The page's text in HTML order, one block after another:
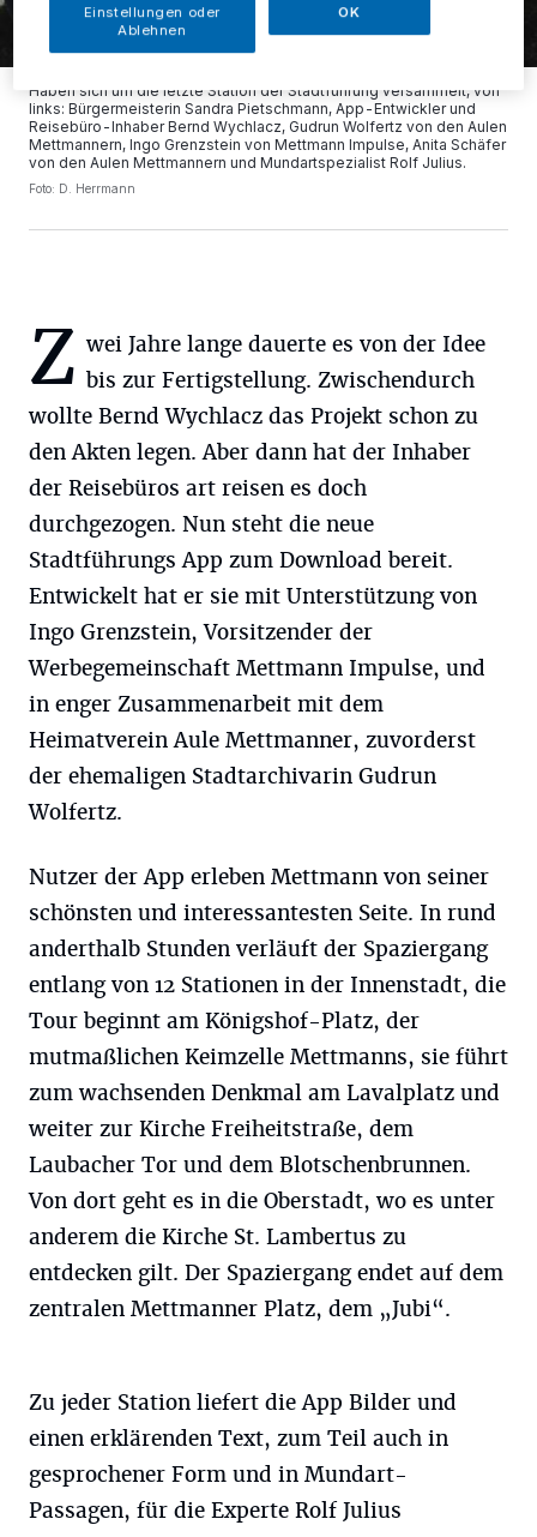
Haben sich um die letzte Station der Stadtführung versammelt, von
links: Bürgermeisterin Sandra Pietschmann, App-Entwickler und
Reisebüro-Inhaber Bernd Wychlacz, Gudrun Wolfertz von den Aulen
Mettmannern, Ingo Grenzstein von Mettmann Impulse, Anita Schäfer
von den Aulen Mettmannern und Mundartspezialist Rolf Julius.
Foto: D. Herrmann
Z wei Jahre lange dauerte es von der Idee
bis zur Fertigstellung. Zwischendurch
wollte Bernd Wychlacz das Projekt schon zu
den Akten legen. Aber dann hat der Inhaber
der Reisebüros art reisen es doch
durchgezogen. Nun steht die neue
Stadtführungs App zum Download bereit.
Entwickelt hat er sie mit Unterstützung von
Ingo Grenzstein, Vorsitzender der
Werbegemeinschaft Mettmann Impulse, und
in enger Zusammenarbeit mit dem
Heimatverein Aule Mettmanner, zuvorderst
der ehemaligen Stadtarchivarin Gudrun
Wolfertz.
Nutzer der App erleben Mettmann von seiner
schönsten und interessantesten Seite. In rund
anderthalb Stunden verläuft der Spaziergang
entlang von 12 Stationen in der Innenstadt, die
Tour beginnt am Königshof-Platz, der
mutmaßlichen Keimzelle Mettmanns, sie führt
zum wachsenden Denkmal am Lavalplatz und
weiter zur Kirche Freiheitstraße, dem
Laubacher Tor und dem Blotschenbrunnen.
Von dort geht es in die Oberstadt, wo es unter
anderem die Kirche St. Lambertus zu
entdecken gilt. Der Spaziergang endet auf dem
zentralen Mettmanner Platz, dem „Jubi“.
Zu jeder Station liefert die App Bilder und
einen erklärenden Text, zum Teil auch in
gesprochener Form und in Mundart-
Passagen, für die Experte Rolf Julius
Einstellungen oder
Ablehnen
OK